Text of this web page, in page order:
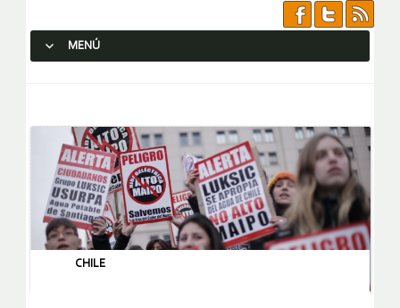
MENÚ
CHILE